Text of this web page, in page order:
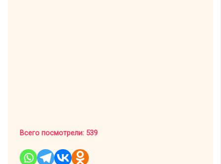
Всего посмотрели: 539